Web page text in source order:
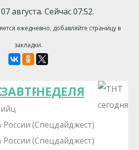
августа. Сейчас 07:52.
ежедневно, добавляйте страницу в
закладки.
ЗАВТРАНЕДЕЛЯ
(Спецдайджест)
(Спецдайджест)